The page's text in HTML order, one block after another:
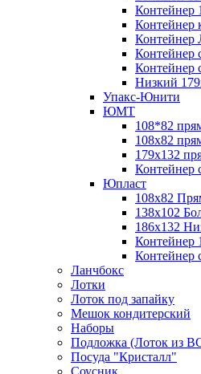
Контейнер
Контейнер
Контейнер
Контейнер
Контейнер
Низкий
Упакс-Юнити
ЮМТ
108*82
108х82
179х132
Контейнер
Юпласт
108х82
138х102
186х132
Контейнер
Контейнер
Ланчбокс
Лотки
Лоток под запайку
Мешок кондитерский
Наборы
Подложка (Лоток из
Посуда "Кристалл"
Соусник